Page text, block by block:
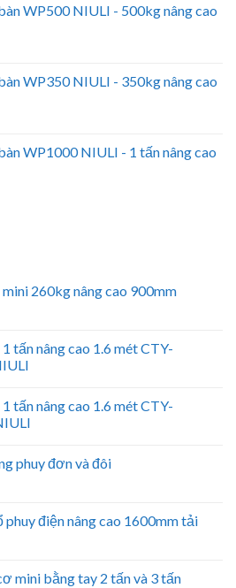
WP500 NIULI - 500kg nâng cao
WP350 NIULI - 350kg nâng cao
WP1000 NIULI - 1 tấn nâng cao
mini 260kg nâng cao 900mm
tấn nâng cao 1.6 mét CTY-
tấn nâng cao 1.6 mét CTY-
phuy đơn và đôi
phuy điện nâng cao 1600mm tải
mini bằng tay 2 tấn và 3 tấn